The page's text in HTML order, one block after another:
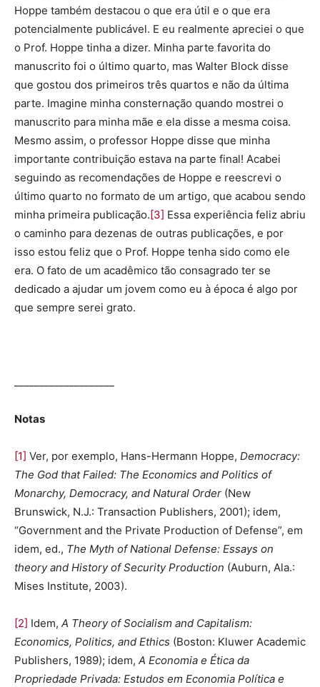
Hoppe também destacou o que era útil e o que era
potencialmente publicável. E eu realmente apreciei o que
o Prof. Hoppe tinha a dizer. Minha parte favorita do
manuscrito foi o último quarto, mas Walter Block disse
que gostou dos primeiros três quartos e não da última
parte. Imagine minha consternação quando mostrei o
manuscrito para minha mãe e ela disse a mesma coisa.
Mesmo assim, o professor Hoppe disse que minha
importante contribuição estava na parte final! Acabei
seguindo as recomendações de Hoppe e reescrevi o
último quarto no formato de um artigo, que acabou sendo
minha primeira publicação. [3] Essa experiência feliz abriu
o caminho para dezenas de outras publicações, e por
isso estou feliz que o Prof. Hoppe tenha sido como ele
era. O fato de um acadêmico tão consagrado ter se
dedicado a ajudar um jovem como eu à época é algo por
que sempre serei grato.
Notas
[1] Ver, por exemplo, Hans-Hermann Hoppe, Democracy:
The God that Failed: The Economics and Politics of
Monarchy, Democracy, and Natural Order (New
Brunswick, N.J.: Transaction Publishers, 2001); idem,
“Government and the Private Production of Defense”, em
idem, ed., The Myth of National Defense: Essays on
theory and History of Security Production (Auburn, Ala.:
Mises Institute, 2003).
[2] Idem, A Theory of Socialism and Capitalism:
Economics, Politics, and Ethics (Boston: Kluwer Academic
Publishers, 1989); idem, A Economia e Ética da
Propriedade Privada: Estudos em Economia Política e